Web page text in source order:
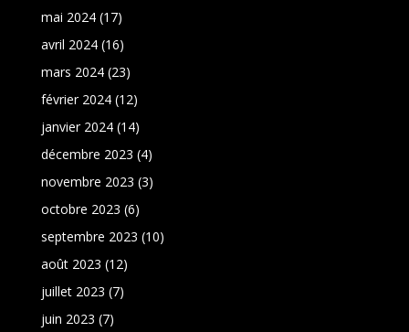
mai 2024(17)
avril 2024(16)
mars 2024(23)
février 2024(12)
janvier 2024(14)
décembre 2023 (4)
novembre 2023 (3)
octobre 2023 (6)
septembre 2023 (10)
août 2023 (12)
juillet 2023 (7)
juin 2023 (7)